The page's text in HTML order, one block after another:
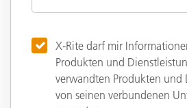
X-Rite darf mir
Produkten und
verwandten Produkten und
von seinen verbundenen